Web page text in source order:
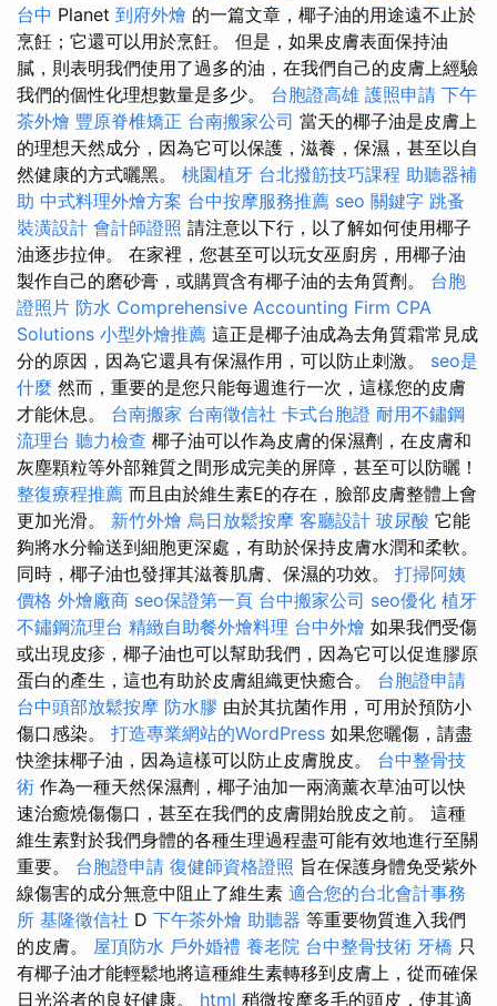
台中 Planet 到府外燴 的一篇文章，椰子油的用途遠不止於
烹飪；它還可以用於烹飪。 但是，如果皮膚表面保持油
膩，則表明我們使用了過多的油，在我們自己的皮膚上經驗
我們的個性化理想數量是多少。 台胞證高雄 護照申請 下午
茶外燴 豐原脊椎矯正 台南搬家公司 當天的椰子油是皮膚上
的理想天然成分，因為它可以保護，滋養，保濕，甚至以自
然健康的方式曬黑。 桃園植牙 台北撥筋技巧課程 助聽器補
助 中式料理外燴方案 台中按摩服務推薦 seo 關鍵字 跳蚤
裝潢設計 會計師證照 請注意以下行，以了解如何使用椰子
油逐步拉伸。 在家裡，您甚至可以玩女巫廚房，用椰子油
製作自己的磨砂膏，或購買含有椰子油的去角質劑。 台胞
證照片 防水 Comprehensive Accounting Firm CPA
Solutions 小型外燴推薦 這正是椰子油成為去角質霜常見成
分的原因，因為它還具有保濕作用，可以防止刺激。 seo是
什麼 然而，重要的是您只能每週進行一次，這樣您的皮膚
才能休息。 台南搬家 台南徵信社 卡式台胞證 耐用不鏽鋼
流理台 聽力檢查 椰子油可以作為皮膚的保濕劑，在皮膚和
灰塵顆粒等外部雜質之間形成完美的屏障，甚至可以防曬！
整復療程推薦 而且由於維生素E的存在，臉部皮膚整體上會
更加光滑。 新竹外燴 烏日放鬆按摩 客廳設計 玻尿酸 它能
夠將水分輸送到細胞更深處，有助於保持皮膚水潤和柔軟。
同時，椰子油也發揮其滋養肌膚、保濕的功效。 打掃阿姨
價格 外燴廠商 seo保證第一頁 台中搬家公司 seo優化 植牙
不鏽鋼流理台 精緻自助餐外燴料理 台中外燴 如果我們受傷
或出現皮疹，椰子油也可以幫助我們，因為它可以促進膠原
蛋白的產生，這也有助於皮膚組織更快癒合。 台胞證申請
台中頭部放鬆按摩 防水膠 由於其抗菌作用，可用於預防小
傷口感染。 打造專業網站的WordPress 如果您曬傷，請盡
快塗抹椰子油，因為這樣可以防止皮膚脫皮。 台中整骨技
術 作為一種天然保濕劑，椰子油加一兩滴薰衣草油可以快
速治癒燒傷傷口，甚至在我們的皮膚開始脫皮之前。 這種
維生素對於我們身體的各種生理過程盡可能有效地進行至關
重要。 台胞證申請 復健師資格證照 旨在保護身體免受紫外
線傷害的成分無意中阻止了維生素 適合您的台北會計事務
所 基隆徵信社 D 下午茶外燴 助聽器 等重要物質進入我們
的皮膚。 屋頂防水 戶外婚禮 養老院 台中整骨技術 牙橋 只
有椰子油才能輕鬆地將這種維生素轉移到皮膚上，從而確保
日光浴者的良好健康。 html 稍微按摩多毛的頭皮，使其適